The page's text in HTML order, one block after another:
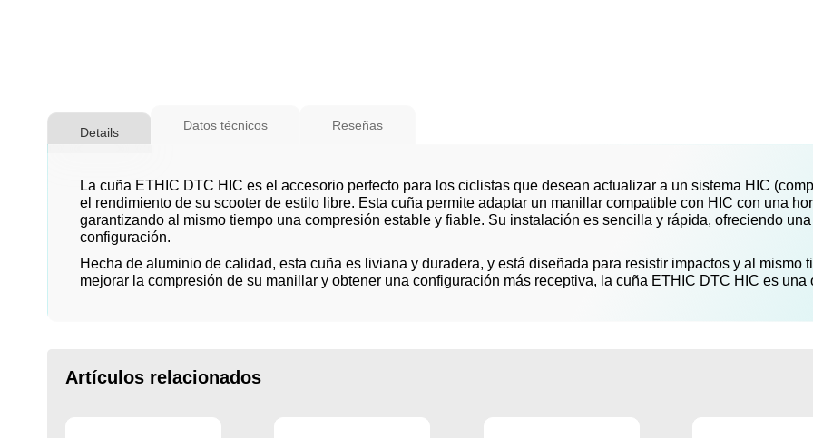
al
comienzo
galería
imágenes
Details
La cuña ETHIC DTC HIC es el accesorio perfecto para los ciclistas que desean actualizar a un sistema HIC
el rendimiento de su scooter de estilo libre. Esta cuña permite adaptar un manillar compatible con HIC con una
garantizando al mismo tiempo una compresión estable y fiable. Su instalación es sencilla y rápida, ofreciendo
configuración.
Hecha de aluminio de calidad, esta cuña es liviana y duradera, y está diseñada para resistir impactos y al mismo
mejorar la compresión de su manillar y obtener una configuración más receptiva, la cuña ETHIC DTC HIC es una
Datos técnicos Reseñas
Artículos relacionados